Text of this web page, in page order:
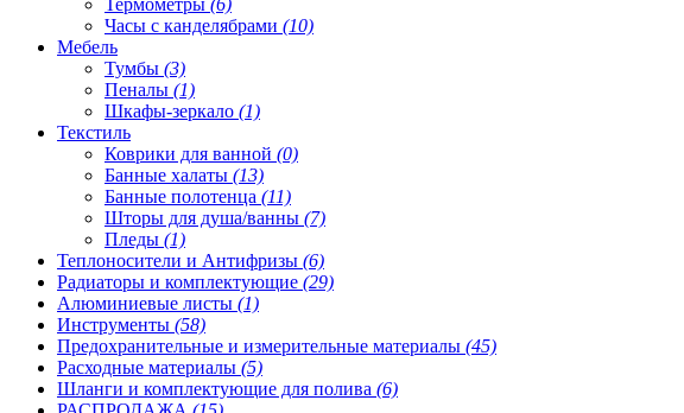
Термометры (6)
Часы с канделябрами (10)
Мебель
Тумбы (3)
Пеналы (1)
Шкафы-зеркало (1)
Текстиль
Коврики для ванной (0)
Банные халаты (13)
Банные полотенца (11)
Шторы для душа/ванны (7)
Пледы (1)
Теплоносители и Антифризы (6)
Радиаторы и комплектующие (29)
Алюминиевые листы (1)
Инструменты (58)
Предохранительные и измерительные материалы (45)
Расходные материалы (5)
Шланги и комплектующие для полива (6)